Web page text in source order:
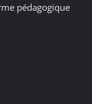
pédagogique